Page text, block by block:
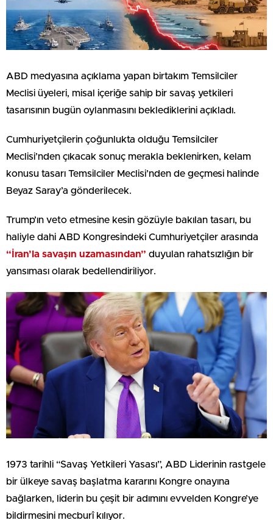
ABD medyasına açıklama yapan birtakım Temsilciler
Meclisi üyeleri, misal içeriğe sahip bir savaş yetkileri
tasarısının bugün oylanmasını beklediklerini açıkladı.
Cumhuriyetçilerin çoğunlukta olduğu Temsilciler
Meclisi’nden çıkacak sonuç merakla beklenirken, kelam
konusu tasarı Temsilciler Meclisi’nden de geçmesi halinde
Beyaz Saray’a gönderilecek.
Trump’ın veto etmesine kesin gözüyle bakılan tasarı, bu
haliyle dahi ABD Kongresindeki Cumhuriyetçiler arasında
“İran’la savaşın uzamasından” duyulan rahatsızlığın bir
yansıması olarak bedellendiriliyor.
1973 tarihli “Savaş Yetkileri Yasası”, ABD Liderinin rastgele
bir ülkeye savaş başlatma kararını Kongre onayına
bağlarken, liderin bu çeşit bir adımını evvelden Kongre’ye
bildirmesini mecburî kılıyor.